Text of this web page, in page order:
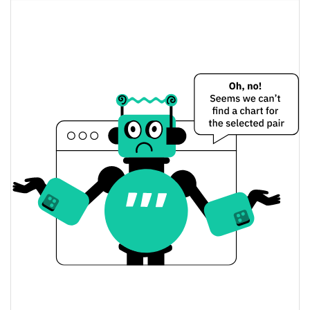
$0.000017369077
Abertura / Fecho de
Ontem
$0.000017369077 /
$0.000017359351
A mudança de ontem
Volume de ontem $177.3877
Histórico do preço do ANSEM ARMY
7 dias Baixa / 7 dias Alta
$0.00001695159 /